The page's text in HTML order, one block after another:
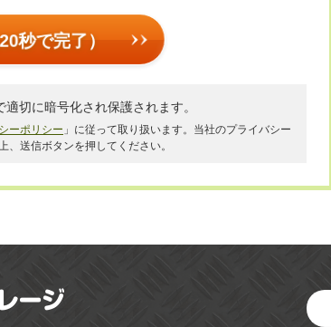
秒で完了）
切に暗号化され保護されます。
ーポリシー 」に従って取り扱います。当社のプライバシー
送信ボタンを押してください。